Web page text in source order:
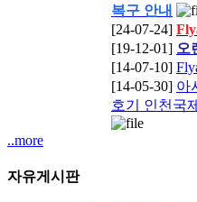
복구 안내
[24-07-24]
[19-12-01] 오
[14-07-10]
[14-05-30] 아
호기 인천국
..more
자유게시판